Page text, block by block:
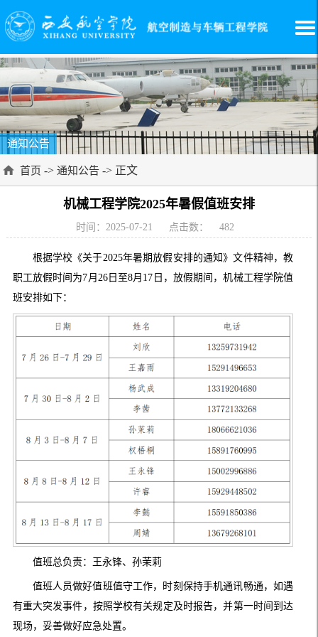
通知公告
首页 -> 通知公告 -> 正文
机械工程学院2025年暑假值班安排
时间：2025-07-21 点击数： 482
根据学校《关于2025年暑期放假安排的通知》文件精神，教
职工放假时间为7月26日至8月17日，放假期间，机械工程学院值
班安排如下：
值班总负责：王永锋、孙茉莉
值班人员做好值班值守工作，时刻保持手机通讯畅通，如遇
有重大突发事件，按照学校有关规定及时报告，并第一时间到达
现场，妥善做好应急处置。